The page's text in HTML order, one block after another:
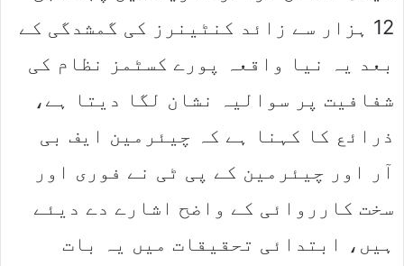
12 ہزار سے زائد کنٹینرز کی گمشدگی کے
بعد یہ نیا واقعہ پورے کسٹمز نظام کی
شفافیت پر سوالیہ نشان لگا دیتا ہے،
ذرائع کا کہنا ہے کہ چیئرمین ایف بی
آر اور چیئرمین کے پی ٹی نے فوری اور
سخت کارروائی کے واضح اشارے دے دیئے
ہیں، ابتدائی تحقیقات میں یہ بات